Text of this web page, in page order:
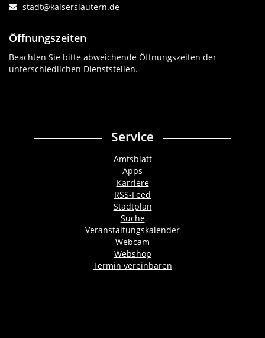
stadt@kaiserslautern.de
Öffnungszeiten
Beachten Sie bitte abweichende Öffnungszeiten der
unterschiedlichen Dienststellen.
Service
Amtsblatt
Apps
Karriere
RSS-Feed
Stadtplan
Suche
Veranstaltungskalender
Webcam
Webshop
Termin vereinbaren